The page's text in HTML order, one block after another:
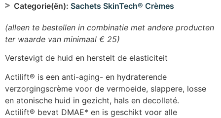
Categorie(ën): Sachets SkinTech® Crèmes
(alleen te bestellen in combinatie met andere producten
ter waarde van minimaal € 25)
Verstevigt de huid en herstelt de elasticiteit
Actilift® is een anti-aging- en hydraterende
verzorgingscrème voor de vermoeide, slappere, losse
en atonische huid in gezicht, hals en decolleté.
Actilift® bevat DMAE* en is geschikt voor alle